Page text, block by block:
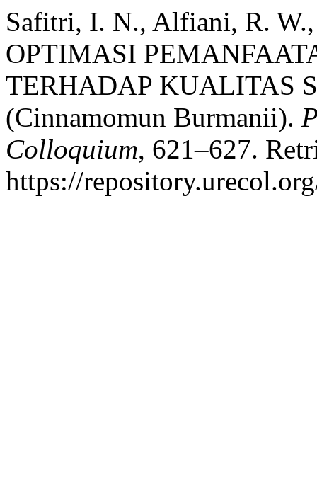
Safitri, I. N., Alfiani, R.
OPTIMASI
TERHADAP KUALITAS
(Cinnamomun Burmanii).
Colloquium, 621–627.
https://